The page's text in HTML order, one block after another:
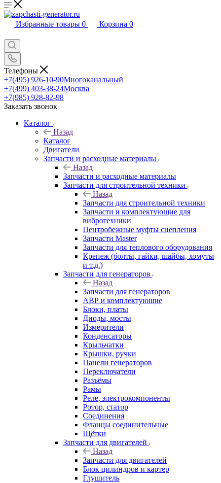
Избранные товары 0 Корзина 0
Телефоны
+7(495) 926-10-90Многоканальный
+7(499) 403-38-24Москва
+7(985) 928-82-98
Заказать звонок
Каталог
Назад
Каталог
Двигатели
Запчасти и расходные материалы
Назад
Запчасти и расходные материалы
Запчасти для строительной техники
Назад
Запчасти для строительной техники
Запчасти и комплектующие для
вибротехники
Центробежные муфты сцепления
Запчасти Master
Запчасти для теплового оборудования
Крепеж (болты, гайки, шайбы, хомуты
и т.д.)
Запчасти для генераторов
Назад
Запчасти для генераторов
АВР и комплектующие
Блоки, платы
Диоды, мосты
Измерители
Конденсаторы
Крыльчатки
Крышки, ручки
Панели генераторов
Переключатели
Разъёмы
Рамы
Реле, электрокомпоненты
Ротор, статор
Соединения
Фланцы соединительные
Щётки
Запчасти для двигателей
Назад
Запчасти для двигателей
Блок цилиндров и картер
Глушитель